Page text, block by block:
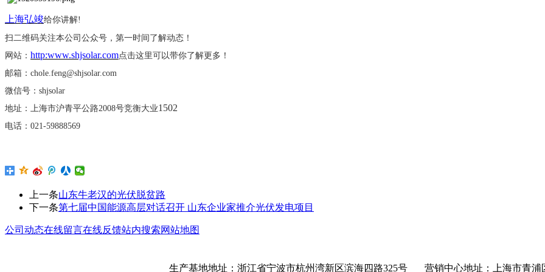
上海弘竣给你讲解!
扫二维码关注本公司公众号，第一时间了解动态！
网站： http:www.shjsolar.com点击这里可以带你了解更多！
邮箱： chole.feng@shjsolar.com
微信号： shjsolar
地址：上海市沪青平公路2008号竞衡大业1502
电话： 021-59888569
上一条山东牛老汉的光伏脱贫路
下一条第七届中国能源高层对话召开 山东企业家推介光伏发电项目
公司动态在线留言在线反馈站内搜索网站地图
生产基地地址：浙江省宁波市杭州湾新区滨海四路325号 营销中心地址：上海市青浦